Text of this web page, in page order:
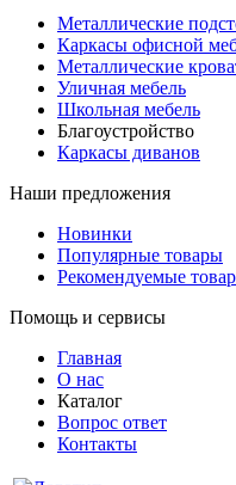
Металлические
Каркасы офисной
Металлические
Уличная мебель
Школьная мебель
Благоустройство
Каркасы диванов
Наши предложения
Новинки
Популярные товары
Рекомендуемые
Помощь и сервисы
Главная
О нас
Каталог
Вопрос ответ
Контакты